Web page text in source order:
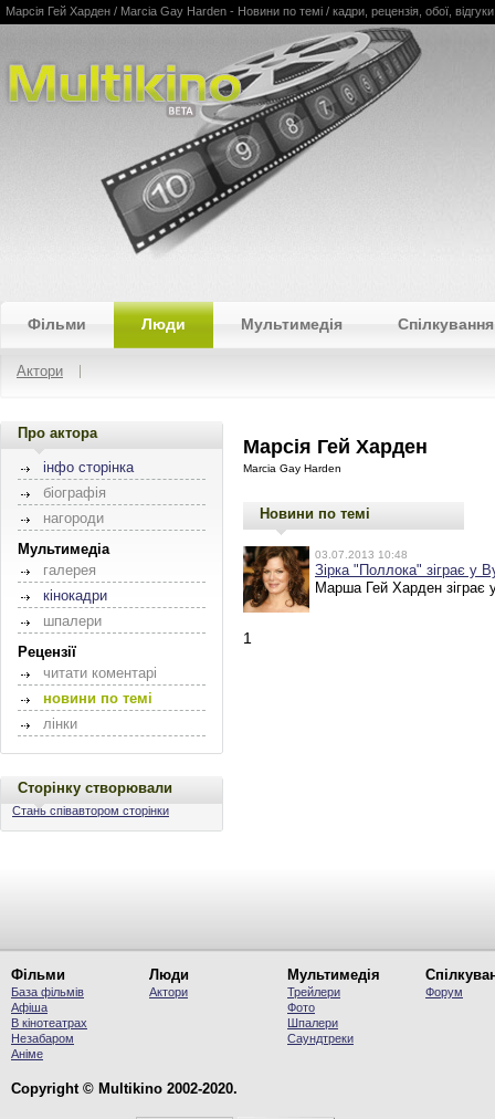
Multikino
Марсія Гей Харден / Marcia Gay Harden - Новини по темі / кадри, рецензія, обої, відгуки
Фільми Люди Мультимедія Спілкування
Актори
Про актора
інфо сторінка
біографія
нагороди
Мультимедіа
галерея
кінокадри
шпалери
Рецензії
читати коментарі
новини по темі
лінки
Сторінку створювали
Стань співавтором сторінки
Марсія Гей Харден
Marcia Gay Harden
Новини по темі
03.07.2013 10:48
Зірка "Поллока" зіграє у
Марша Гей Харден зіграє
1
Фільми
База фільмів
Афіша
В кінотеатрах
Незабаром
Аніме
Люди
Актори
Мультимедія
Трейлери
Фото
Шпалери
Саундтреки
Форум
Copyright © Multikino 2002-2020.